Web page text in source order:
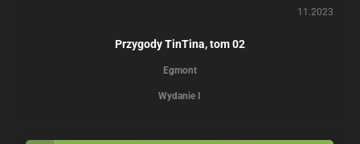
11.2023
Przygody TinTina, tom 02
Egmont
Wydanie I